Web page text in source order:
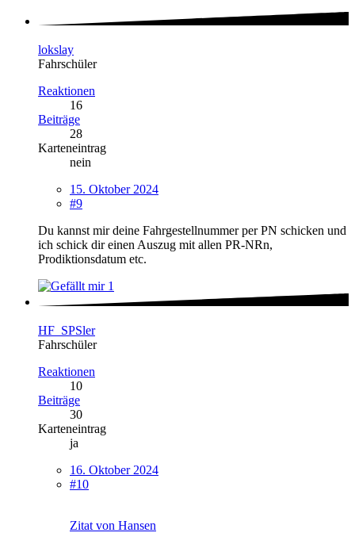
lokslay
Fahrschüler
Reaktionen
16
Beiträge
28
Karteneintrag
nein
15. Oktober 2024
#9
Du kannst mir deine Fahrgestellnummer per PN schicken und
ich schick dir einen Auszug mit allen PR-NRn,
Prodiktionsdatum etc.
1
HF_SPSler
Fahrschüler
Reaktionen
10
Beiträge
30
Karteneintrag
ja
16. Oktober 2024
#10
Zitat von Hansen